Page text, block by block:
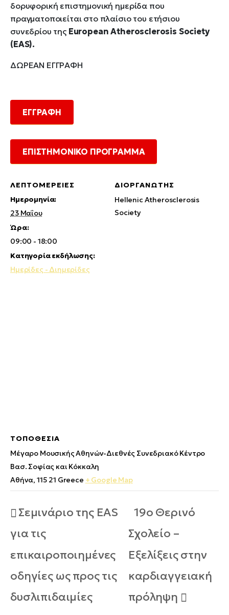
δορυφορική επιστημονική ημερίδα που
πραγματοποιείται στο πλαίσιο του ετήσιου
συνεδρίου της European Atherosclerosis Society
(EAS).
ΔΩΡΕΑΝ ΕΓΓΡΑΦΗ
ΕΓΓΡΑΦΗ
ΕΠΙΣΤΗΜΟΝΙΚΟ ΠΡΟΓΡΑΜΜΑ
ΛΕΠΤΟΜΈΡΕΙΕΣ
Ημερομηνία:
23 Μαΐου
Ώρα:
09:00 - 18:00
Κατηγορία εκδήλωσης:
Ημερίδες - Διημερίδες
ΔΙΟΡΓΑΝΩΤΉΣ
Hellenic Atherosclerosis
Society
ΤΟΠΟΘΕΣΊΑ
Μέγαρο Μουσικής Αθηνών-Διεθνές Συνεδριακό Κέντρο
Βασ. Σοφίας και Κόκκαλη
Αθήνα, 115 21 Greece + Google Map
Σεμινάριο της EAS
για τις
επικαιροποιημένες
οδηγίες ως προς τις
δυσλιπιδαιμίες
19ο Θερινό
Σχολείο –
Εξελίξεις στην
καρδιαγγειακή
πρόληψη